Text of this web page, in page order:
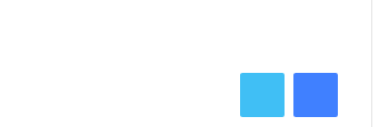
فيسبوك تويتر